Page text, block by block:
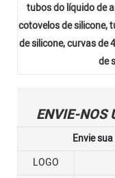
tubos do líquido de
cotovelos de silicone,
de silicone, curvas de
de
ENVIE-NOS
Envie
LOGO